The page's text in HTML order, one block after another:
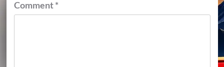
Comment*